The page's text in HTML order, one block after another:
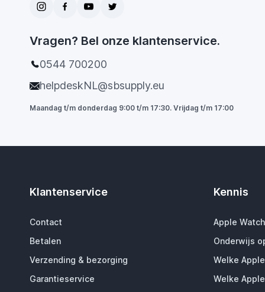
Vragen? Bel onze klantenservice.
0544 700200
helpdeskNL@sbsupply.eu
Maandag t/m donderdag 9:00 t/m 17:30. Vrijdag t/m 17:00
Klantenservice
Contact
Betalen
Verzending & bezorging
Garantieservice
Kennis
Apple
Onderwijs
Welke
Welke